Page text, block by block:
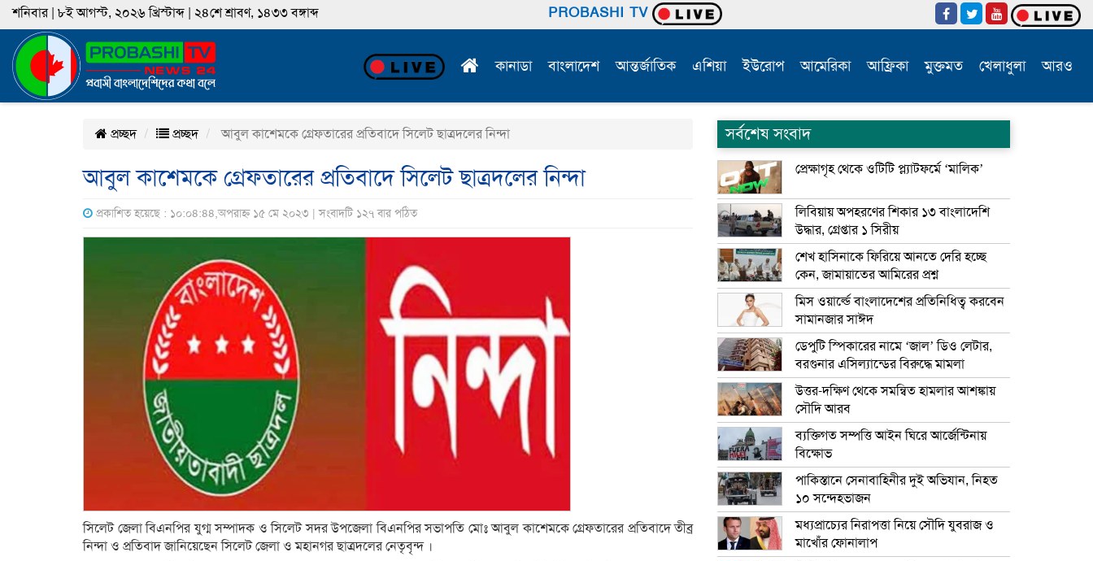
শনিবার | ৮ই আগস্ট, ২০২৬ খ্রিস্টাব্দ | ২৪শে শ্রাবণ, ১৪৩৩ বঙ্গাব্দ PROBASHI TV
কানাডা বাংলাদেশ আন্তর্জাতিক এশিয়া ইউরোপ আমেরিকা আফ্রিকা মুক্তমত খেলাধুলা আরও
প্রচ্ছদ প্রচ্ছদ আবুল কাশেমকে গ্রেফতারের প্রতিবাদে সিলেট ছাত্রদলের নিন্দা
আবুল কাশেমকে গ্রেফতারের প্রতিবাদে সিলেট ছাত্রদলের নিন্দা
প্রকাশিত হয়েছে : ১০:০৪:৪৪,অপরাহ্ন ১৫ মে ২০২৩ | সংবাদটি ১২৭ বার পঠিত
সিলেট জেলা বিএনপির যুগ্ম সম্পাদক ও সিলেট সদর উপজেলা বিএনপির সভাপতি মোঃ আবুল কাশেমকে গ্রেফতারের প্রতিবাদে তীব্র
নিন্দা ও প্রতিবাদ জানিয়েছেন সিলেট জেলা ও মহানগর ছাত্রদলের নেতৃবৃন্দ ।
সর্বশেষ সংবাদ
প্রেক্ষাগৃহ থেকে ওটিটি প্ল্যাটফর্মে ‘মালিক’
লিবিয়ায় অপহরণের শিকার ১৩ বাংলাদেশি
উদ্ধার, গ্রেপ্তার ১ সিরীয়
শেখ হাসিনাকে ফিরিয়ে আনতে দেরি হচ্ছে
কেন, জামায়াতের আমিরের প্রশ্ন
মিস ওয়ার্ল্ডে বাংলাদেশের প্রতিনিধিত্ব করবেন
সামানজার সাঈদ
ডেপুটি স্পিকারের নামে ‘জাল’ ডিও লেটার,
বরগুনার এসিল্যান্ডের বিরুদ্ধে মামলা
উত্তর-দক্ষিণ থেকে সমন্বিত হামলার আশঙ্কায়
সৌদি আরব
ব্যক্তিগত সম্পত্তি আইন ঘিরে আর্জেন্টিনায়
বিক্ষোভ
পাকিস্তানে সেনাবাহিনীর দুই অভিযান, নিহত
১০ সন্দেহভাজন
মধ্যপ্রাচ্যের নিরাপত্তা নিয়ে সৌদি যুবরাজ ও
মাখোঁর ফোনালাপ